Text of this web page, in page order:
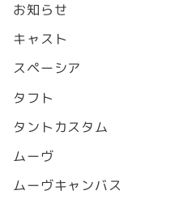
お知らせ
キャスト
スペーシア
タフト
タントカスタム
ムーヴ
ムーヴキャンバス